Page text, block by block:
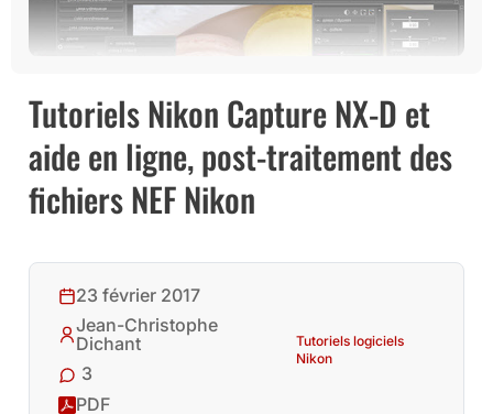
Tutoriels Nikon Capture NX-D et
aide en ligne, post-traitement des
fichiers NEF Nikon
23 février 2017
Jean-Christophe
Dichant
3
PDF
Tutoriels logiciels
Nikon